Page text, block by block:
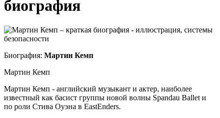
биография
Биография: Мартин Кемп
Мартин Кемп
Мартин Кемп - английский музыкант и актер, наиболее
известный как басист группы новой волны Spandau Ballet и
по роли Стива Оуэна в EastEnders.